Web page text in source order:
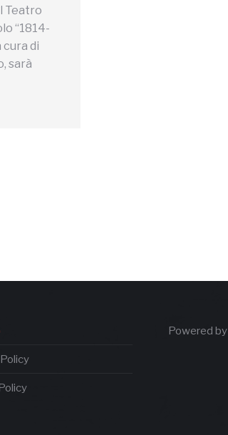
Teatro
“1814-
cura di
sarà
Powered by